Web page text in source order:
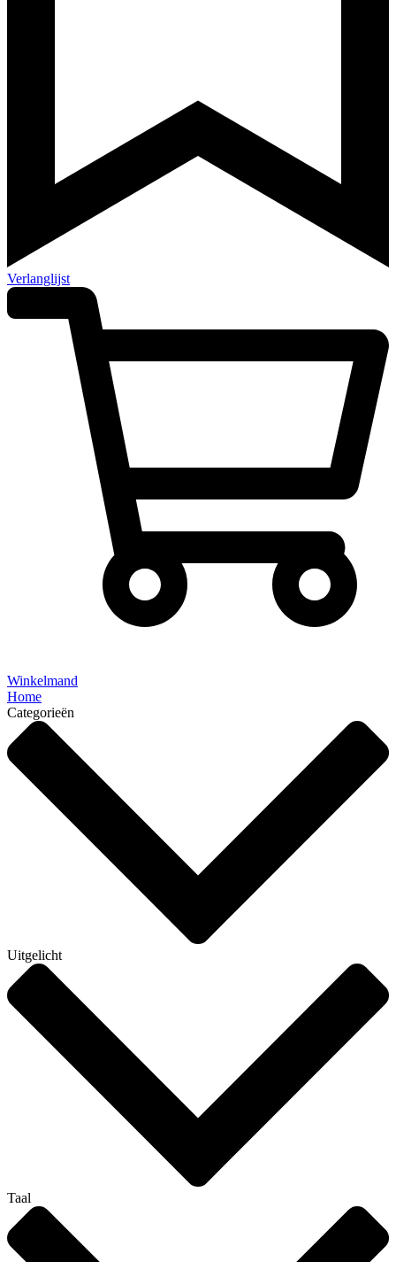
Verlanglijst
Winkelmand
Home
Categorieën
Uitgelicht
Taal